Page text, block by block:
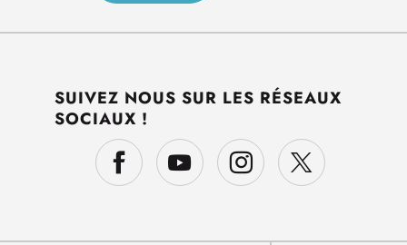
SUIVEZ NOUS SUR LES RÉSEAUX
SOCIAUX !